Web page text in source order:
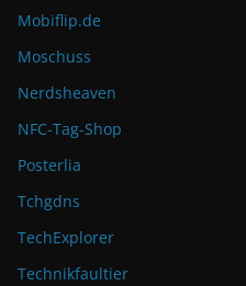
Mobiflip.de
Moschuss
Nerdsheaven
NFC-Tag-Shop
Posterlia
Tchgdns
TechExplorer
Technikfaultier